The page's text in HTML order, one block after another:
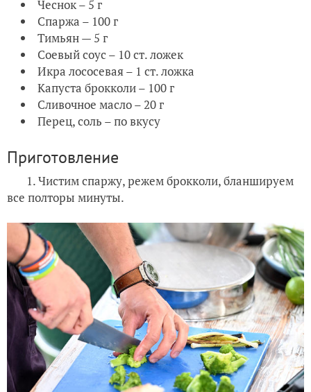
Чеснок – 5 г
Спаржа – 100 г
Тимьян — 5 г
Соевый соус – 10 ст. ложек
Икра лососевая – 1 ст. ложка
Капуста брокколи – 100 г
Сливочное масло – 20 г
Перец, соль – по вкусу
Приготовление
1. Чистим спаржу, режем брокколи, бланшируем
все полторы минуты.